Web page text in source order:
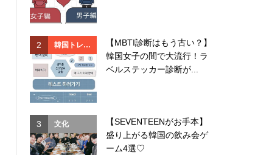
2 韓国トレン
ド
【MBTI診断はもう古い？】
韓国女子の間で大流行！ラ
ベルステッカー診断が...
3 文化
【SEVENTEENがお手本】
盛り上がる韓国の飲み会ゲ
ーム4選♡